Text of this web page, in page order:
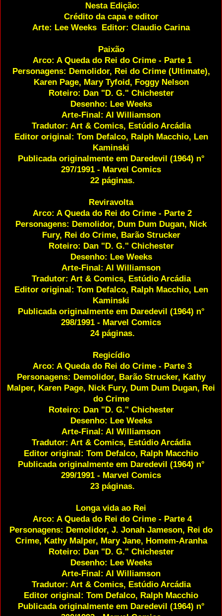
Nesta Edição:
Crédito da capa e editor
Arte: Lee Weeks Editor: Claudio Carina
Paixão
Arco: A Queda do Rei do Crime - Parte 1
Personagens: Demolidor, Rei do Crime (Ultimate),
Karen Page, Mary Tyfoid, Foggy Nelson
Roteiro: Dan "D. G." Chichester
Desenho: Lee Weeks
Arte-Final: Al Williamson
Tradutor: Art & Comics, Estúdio Arcádia
Editor original: Tom Defalco, Ralph Macchio, Len
Kaminski
Publicada originalmente em Daredevil (1964) n°
297/1991 - Marvel Comics
22 páginas.
Reviravolta
Arco: A Queda do Rei do Crime - Parte 2
Personagens: Demolidor, Dum Dum Dugan, Nick
Fury, Rei do Crime, Barão Strucker
Roteiro: Dan "D. G." Chichester
Desenho: Lee Weeks
Arte-Final: Al Williamson
Tradutor: Art & Comics, Estúdio Arcádia
Editor original: Tom Defalco, Ralph Macchio, Len
Kaminski
Publicada originalmente em Daredevil (1964) n°
298/1991 - Marvel Comics
24 páginas.
Regicídio
Arco: A Queda do Rei do Crime - Parte 3
Personagens: Demolidor, Barão Strucker, Kathy
Malper, Karen Page, Nick Fury, Dum Dum Dugan, Rei
do Crime
Roteiro: Dan "D. G." Chichester
Desenho: Lee Weeks
Arte-Final: Al Williamson
Tradutor: Art & Comics, Estúdio Arcádia
Editor original: Tom Defalco, Ralph Macchio
Publicada originalmente em Daredevil (1964) n°
299/1991 - Marvel Comics
23 páginas.
Longa vida ao Rei
Arco: A Queda do Rei do Crime - Parte 4
Personagens: Demolidor, J. Jonah Jameson, Rei do
Crime, Kathy Malper, Mary Jane, Homem-Aranha
Roteiro: Dan "D. G." Chichester
Desenho: Lee Weeks
Arte-Final: Al Williamson
Tradutor: Art & Comics, Estúdio Arcádia
Editor original: Tom Defalco, Ralph Macchio
Publicada originalmente em Daredevil (1964) n°